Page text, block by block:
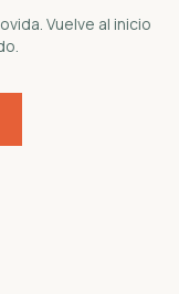
Vuelve al inicio